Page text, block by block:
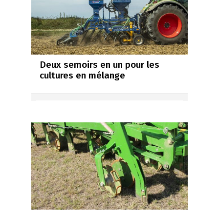
Deux semoirs en un pour les
cultures en mélange